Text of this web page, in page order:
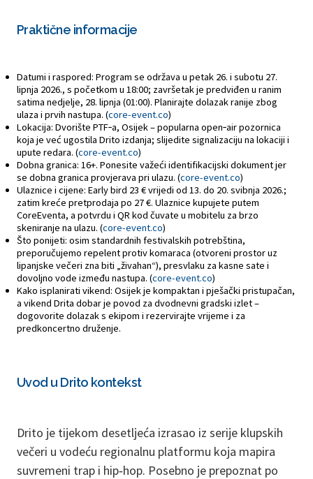
Praktične informacije
Datumi i raspored: Program se održava u petak 26. i subotu 27.
lipnja 2026., s početkom u 18:00; završetak je predviđen u ranim
satima nedjelje, 28. lipnja (01:00). Planirajte dolazak ranije zbog
ulaza i prvih nastupa. (core-event.co)
Lokacija: Dvorište PTF‑a, Osijek – popularna open‑air pozornica
koja je već ugostila Drito izdanja; slijedite signalizaciju na lokaciji i
upute redara. (core-event.co)
Dobna granica: 16+. Ponesite važeći identifikacijski dokument jer
se dobna granica provjerava pri ulazu. (core-event.co)
Ulaznice i cijene: Early bird 23 € vrijedi od 13. do 20. svibnja 2026.;
zatim kreće pretprodaja po 27 €. Ulaznice kupujete putem
CoreEventa, a potvrdu i QR kod čuvate u mobitelu za brzo
skeniranje na ulazu. (core-event.co)
Što ponijeti: osim standardnih festivalskih potrebština,
preporučujemo repelent protiv komaraca (otvoreni prostor uz
lipanjske večeri zna biti „živahan“), presvlaku za kasne sate i
dovoljno vode između nastupa. (core-event.co)
Kako isplanirati vikend: Osijek je kompaktan i pješački pristupačan,
a vikend Drita dobar je povod za dvodnevni gradski izlet –
dogovorite dolazak s ekipom i rezervirajte vrijeme i za
predkoncertno druženje.
Uvod u Drito kontekst
Drito je tijekom desetljeća izrasao iz serije klupskih
večeri u vodeću regionalnu platformu koja mapira
suvremeni trap i hip‑hop. Posebno je prepoznat po